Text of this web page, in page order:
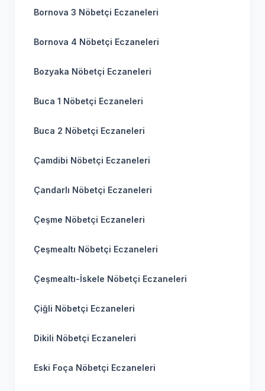
Bornova 3 Nöbetçi Eczaneleri
Bornova 4 Nöbetçi Eczaneleri
Bozyaka Nöbetçi Eczaneleri
Buca 1 Nöbetçi Eczaneleri
Buca 2 Nöbetçi Eczaneleri
Çamdibi Nöbetçi Eczaneleri
Çandarlı Nöbetçi Eczaneleri
Çeşme Nöbetçi Eczaneleri
Çeşmealtı Nöbetçi Eczaneleri
Çeşmealtı-İskele Nöbetçi Eczaneleri
Çiğli Nöbetçi Eczaneleri
Dikili Nöbetçi Eczaneleri
Eski Foça Nöbetçi Eczaneleri